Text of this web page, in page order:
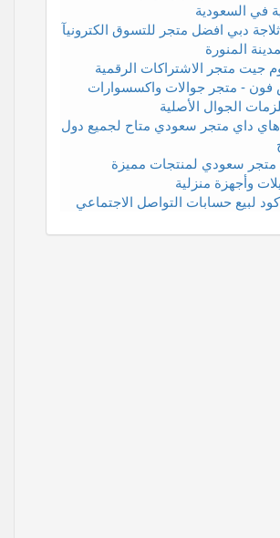
في السعودية
دبي افضل متجر للتسوق الكترونيآ
المنورة
جيت متجر الاشتراكات الرقمية
- متجر جوالات واكسسوارات
الجوال الأصلية
داي متجر سعودي متاح لجميع دول
متجر سعودي لمنتجات مميزة
وأجهزة منزلية
لبيع حسابات التواصل الاجتماعي